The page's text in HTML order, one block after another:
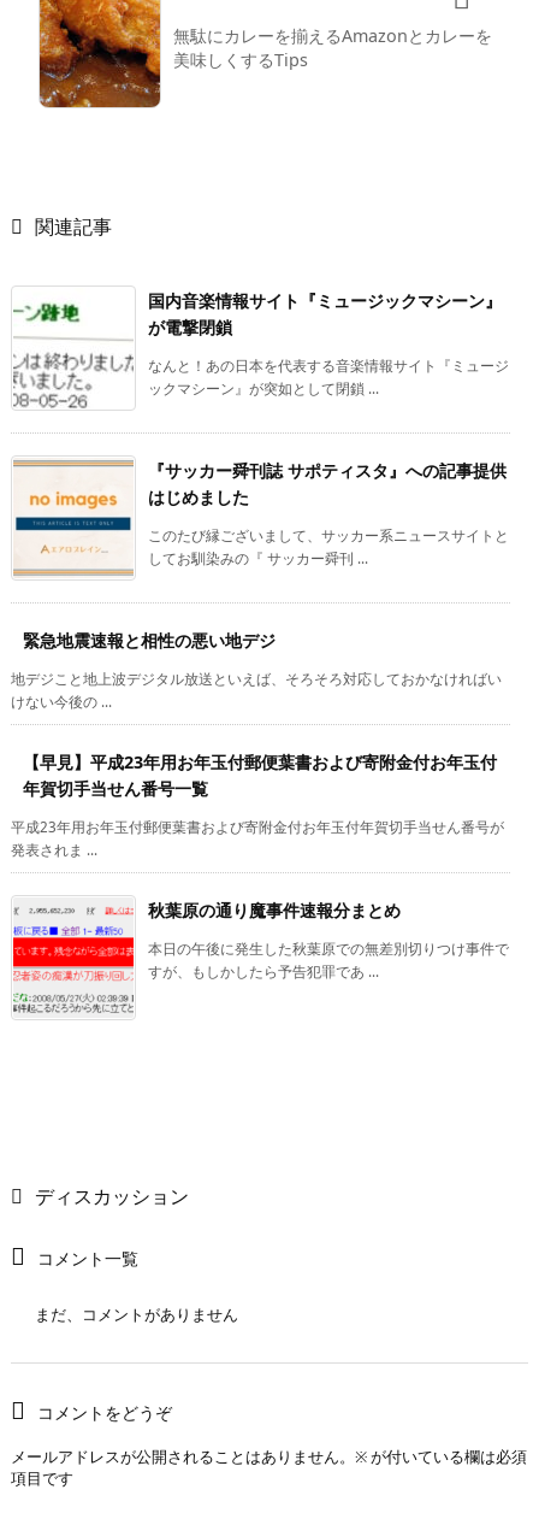
無駄にカレーを揃えるAmazonとカレーを
美味しくするTips
 関連記事
国内音楽情報サイト『ミュージックマシーン』
が電撃閉鎖
なんと！あの日本を代表する音楽情報サイト『ミュージ
ックマシーン』が突如として閉鎖 ...
『サッカー舜刊誌 サポティスタ』への記事提供
はじめました
このたび縁ございまして、サッカー系ニュースサイトと
してお馴染みの『 サッカー舜刊 ...
緊急地震速報と相性の悪い地デジ
地デジこと地上波デジタル放送といえば、そろそろ対応しておかなければい
けない今後の ...
【早見】平成23年用お年玉付郵便葉書および寄附金付お年玉付
年賀切手当せん番号一覧
平成23年用お年玉付郵便葉書および寄附金付お年玉付年賀切手当せん番号が
発表されま ...
秋葉原の通り魔事件速報分まとめ
本日の午後に発生した秋葉原での無差別切りつけ事件で
すが、もしかしたら予告犯罪であ ...
ディスカッション
コメント一覧
まだ、コメントがありません
コメントをどうぞ
メールアドレスが公開されることはありません。 ※が付いている欄は必須
項目です